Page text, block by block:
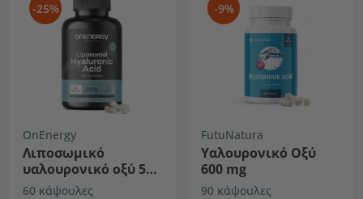
-25%
OnEnergy
Λιποσωμικό
υαλουρονικό οξύ 500
mg
60 κάψουλες
-9%
FutuNatura
Υαλουρονικό Οξύ
600 mg
90 κάψουλες